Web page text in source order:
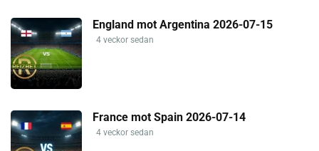
England mot Argentina 2026-07-15
4 veckor sedan
France mot Spain 2026-07-14
4 veckor sedan